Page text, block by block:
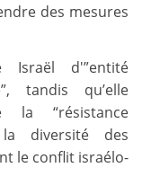
des mesures
Israël d'”entité
tandis qu’elle
la “résistance
la diversité des
le conflit israélo-